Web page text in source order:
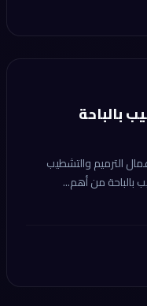
بالباحة
الترميم والتشطيب
بالباحة من أهم...